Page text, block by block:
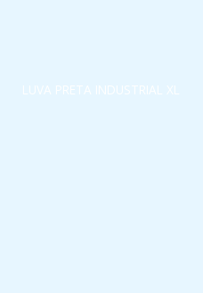
LUVA PRETA INDUSTRIAL XL